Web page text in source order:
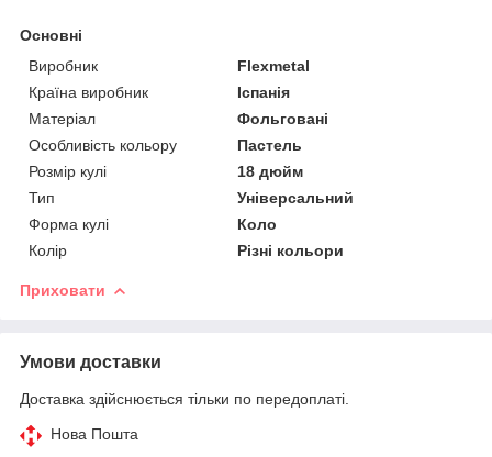
Основні
Виробник
Flexmetal
Країна виробник
Іспанія
Матеріал
Фольговані
Особливість кольору
Пастель
Розмір кулі
18 дюйм
Тип
Універсальний
Форма кулі
Коло
Колір
Різні кольори
Приховати
Умови доставки
Доставка здійснюється тільки по передоплаті.
Нова Пошта